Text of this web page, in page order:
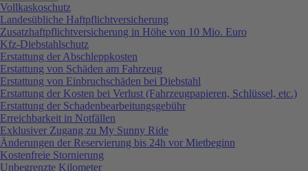
Vollkaskoschutz
Landesübliche Haftpflichtversicherung
Zusatzhaftpflichtversicherung in Höhe von 10 Mio. Euro
Kfz-Diebstahlschutz
Erstattung der Abschleppkosten
Erstattung von Schäden am Fahrzeug
Erstattung von Einbruchschäden bei Diebstahl
Erstattung der Kosten bei Verlust (Fahrzeugpapieren, Schlüssel, etc.)
Erstattung der Schadenbearbeitungsgebühr
Erreichbarkeit in Notfällen
Exklusiver Zugang zu My Sunny Ride
Änderungen der Reservierung bis 24h vor Mietbeginn
Kostenfreie Stornierung
Unbegrenzte Kilometer